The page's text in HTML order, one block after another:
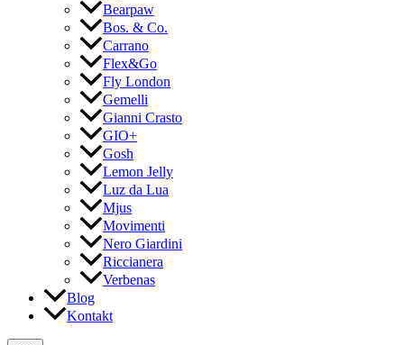
Bearpaw
Bos. & Co.
Carrano
Flex&Go
Fly London
Gemelli
Gianni Crasto
GIO+
Gosh
Lemon Jelly
Luz da Lua
Mjus
Movimenti
Nero Giardini
Riccianera
Verbenas
Blog
Kontakt